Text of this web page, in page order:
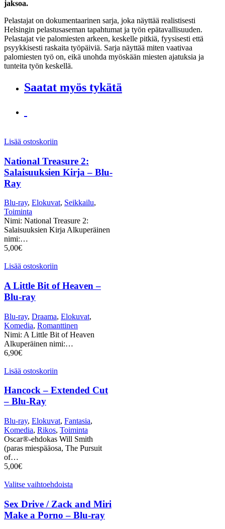
jaksoa.
Pelastajat on dokumentaarinen sarja, joka näyttää realistisesti
Helsingin pelastusaseman tapahtumat ja työn epätavallisuuden.
Pelastajat vie palomiesten arkeen, keskelle pitkiä, fyysisesti että
psyykkisesti raskaita työpäiviä. Sarja näyttää miten vaativaa
palomiesten työ on, eikä unohda myöskään miesten ajatuksia ja
tunteita työn keskellä.
Saatat myös tykätä
Lisää ostoskoriin
National Treasure 2:
Salaisuuksien Kirja – Blu-
Ray
Blu-ray, Elokuvat, Seikkailu,
Toiminta
Nimi: National Treasure 2:
Salaisuuksien Kirja Alkuperäinen
nimi:…
5,00€
Lisää ostoskoriin
A Little Bit of Heaven –
Blu-ray
Blu-ray, Draama, Elokuvat,
Komedia, Romanttinen
Nimi: A Little Bit of Heaven
Alkuperäinen nimi:…
6,90€
Lisää ostoskoriin
Hancock – Extended Cut
– Blu-Ray
Blu-ray, Elokuvat, Fantasia,
Komedia, Rikos, Toiminta
Oscar®-ehdokas Will Smith
(paras miespääosa, The Pursuit
of…
5,00€
Valitse vaihtoehdoista
Sex Drive / Zack and Miri
Make a Porno – Blu-ray